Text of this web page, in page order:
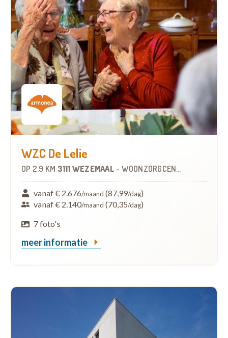
WZC De Lelie
OP 2.9 KM 3111 WEZEMAAL - WOONZORGCENTRUM (WZC)
vanaf € 2.676/maand (87,99/dag)
vanaf € 2.140/maand (70,35/dag)
7 foto's
meer informatie